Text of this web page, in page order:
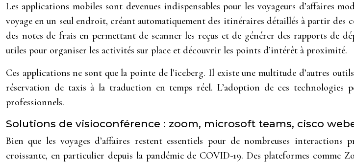
Les applications mobiles sont devenues indispensables pour les voyageurs d’affaires
voyage en un seul endroit, créant automatiquement des itinéraires détaillés à partir
des notes de frais en permettant de scanner les reçus et de générer des rapports de
utiles pour organiser les activités sur place et découvrir les points d’intérêt à proximité.
Ces applications ne sont que la pointe de l’iceberg. Il existe une multitude d’autres
réservation de taxis à la traduction en temps réel. L’adoption de ces technologies
professionnels.
Solutions de visioconférence : zoom, microsoft teams, cisco
Bien que les voyages d’affaires restent essentiels pour de nombreuses
croissante, en particulier depuis la pandémie de COVID-19. Des plateformes comme